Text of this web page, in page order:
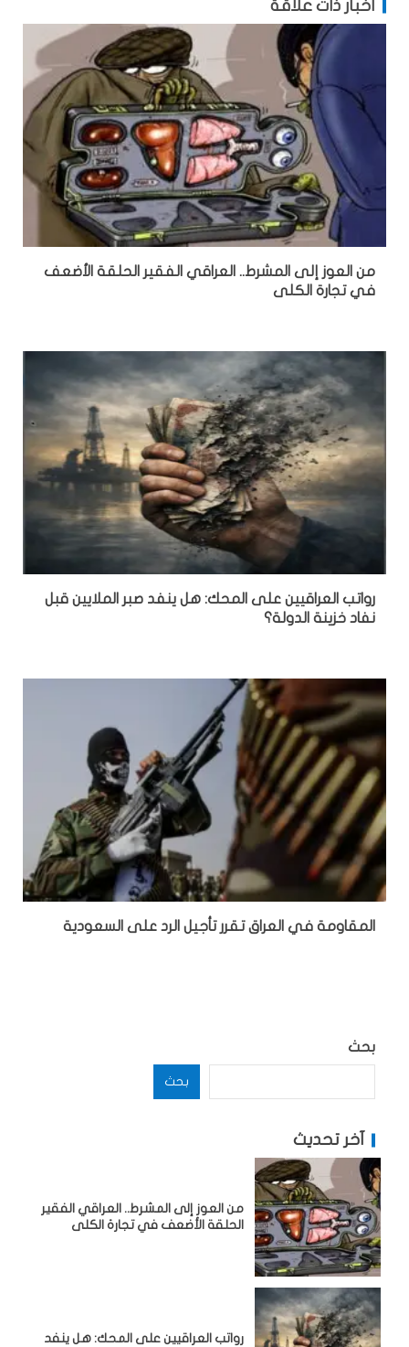
أخبار ذات علاقة
من العوز إلى المشرط.. العراقي الفقير الحلقة الأضعف
في تجارة الكلى
رواتب العراقيين على المحك: هل ينفد صبر الملايين قبل
نفاد خزينة الدولة؟
المقاومة في العراق تقرر تأجيل الرد على السعودية
بحث
بحث
آخر تحديث
من العوز إلى المشرط.. العراقي الفقير
الحلقة الأضعف في تجارة الكلى
رواتب العراقيين على المحك: هل ينفد